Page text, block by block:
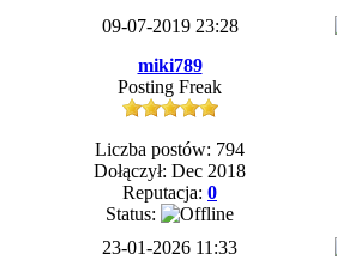
09-07-2019 23:28
miki789
Posting Freak
Liczba postów: 794
Dołączył: Dec 2018
Reputacja: 0
Status:
23-01-2026 11:33